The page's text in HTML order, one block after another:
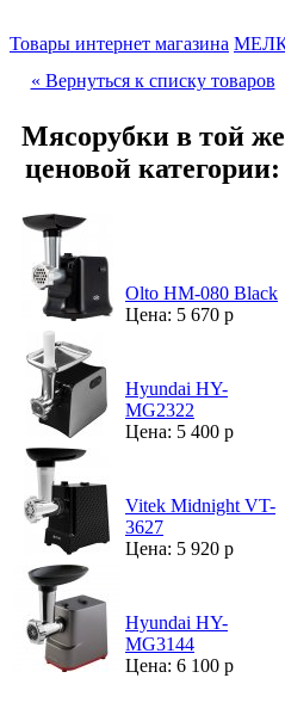
Товары интернет магазина
« Вернуться к списку товаров
Мясорубки в той же
ценовой категории:
Olto HM-080 Black
Цена: 5 670 р
Hyundai HY-
MG2322
Цена: 5 400 р
Vitek Midnight VT-
3627
Цена: 5 920 р
Hyundai HY-
MG3144
Цена: 6 100 р